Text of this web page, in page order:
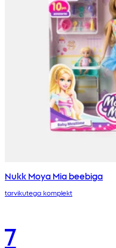
Nukk Moya Mia beebiga
tarvikutega komplekt
7